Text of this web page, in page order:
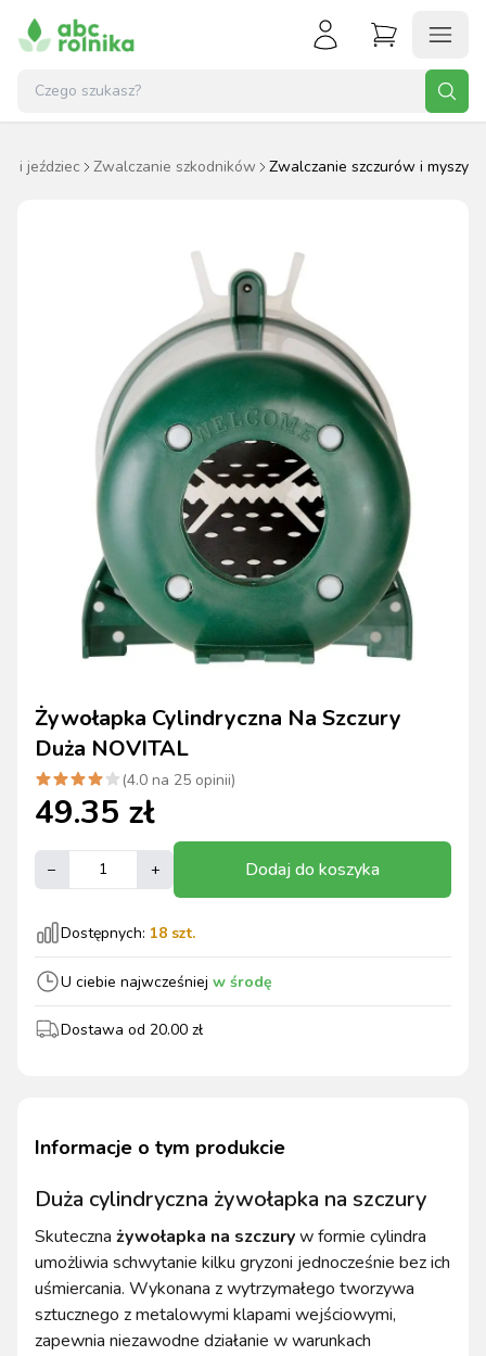
i jeździec Zwalczanie szkodników Zwalczanie szczurów i myszy
Żywołapka Cylindryczna Na Szczury
Duża NOVITAL
(4.0 na 25 opinii)
49.35 zł
– + Dodaj do koszyka
Dostępnych: 18 szt.
U ciebie najwcześniej w środę
Dostawa od 20.00 zł
Informacje o tym produkcie
Duża cylindryczna żywołapka na szczury
Skuteczna żywołapka na szczuryw formie cylindra
umożliwia schwytanie kilku gryzoni jednocześnie bez ich
uśmiercania. Wykonana z wytrzymałego tworzywa
sztucznego z metalowymi klapami wejściowymi,
zapewnia niezawodne działanie w warunkach